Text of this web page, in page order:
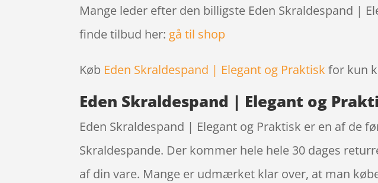
Mange leder efter den billigste Eden Skraldespand |
finde tilbud her:gå til shop
Køb Eden Skraldespand | Elegant og Praktisk for kun
Eden Skraldespand | Elegant og
Eden Skraldespand | Elegant og Praktisk er en af de
Skraldespande. Der kommer hele hele 30 dages
af din vare. Mange er udmærket klar over, at man